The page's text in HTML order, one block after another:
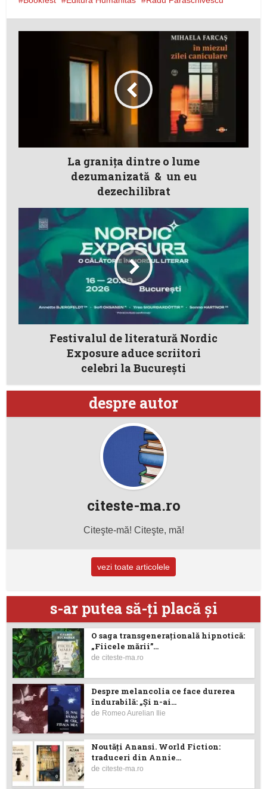
La granița dintre o lume
dezumanizată & un eu
dezechilibrat
Festivalul de literatură Nordic
Exposure aduce scriitori
celebri la Bucureşti
despre autor
citeste-ma.ro
Citeşte-mă! Citeşte, mă!
vezi toate articolele
s-ar putea să-ţi placă şi
O saga transgenerațională hipnotică:
„Fiicele mării”...
deciteste-ma.ro
Despre melancolia ce face durerea
îndurabilă: „Și n-ai...
de Romeo Aurelian Ilie
Noutăţi Anansi. World Fiction:
traduceri din Annie...
deciteste-ma.ro